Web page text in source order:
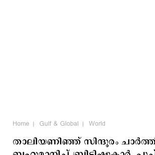
Home Gulf & Global World
താലിയണിഞ്ഞ് സിന്ദൂരം